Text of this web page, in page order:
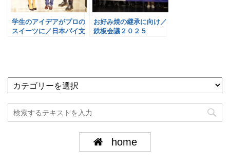
学生のアイデアがプロの
スイーツに／日本パイ文
お好み焼の継承に向け／
鉄板会議２０２５
home